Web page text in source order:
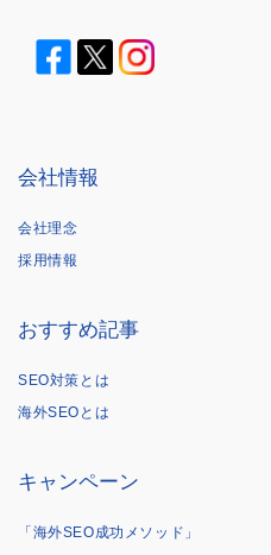
会社情報
会社理念
採用情報
おすすめ記事
SEO対策とは
海外SEOとは
キャンペーン
「海外SEO成功メソッド」